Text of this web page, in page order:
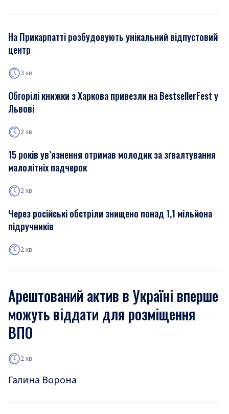
На Прикарпатті розбудовують унікальний відпустовий
центр
3 хв
Обгорілі книжки з Харкова привезли на BestsellerFest у
Львові
2 хв
15 років ув’язнення отримав молодик за зґвалтування
малолітніх падчерок
2 хв
Через російські обстріли знищено понад 1,1 мільйона
підручників
2 хв
Арештований актив в Україні вперше
можуть віддати для розміщення
ВПО
2 хв
Галина Ворона